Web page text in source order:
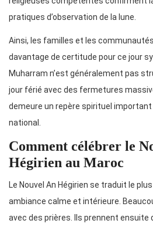
pratiques d’observation de la lune.
Ainsi, les familles et les
davantage de certitude pour ce jour
Muharram n’est généralement pas
jour férié avec des fermetures
demeure un repère spirituel
national.
Comment célébrer le
Hégirien au Maroc
Le Nouvel An Hégirien se traduit le
ambiance calme et intérieure.
avec des prières. Ils prennent